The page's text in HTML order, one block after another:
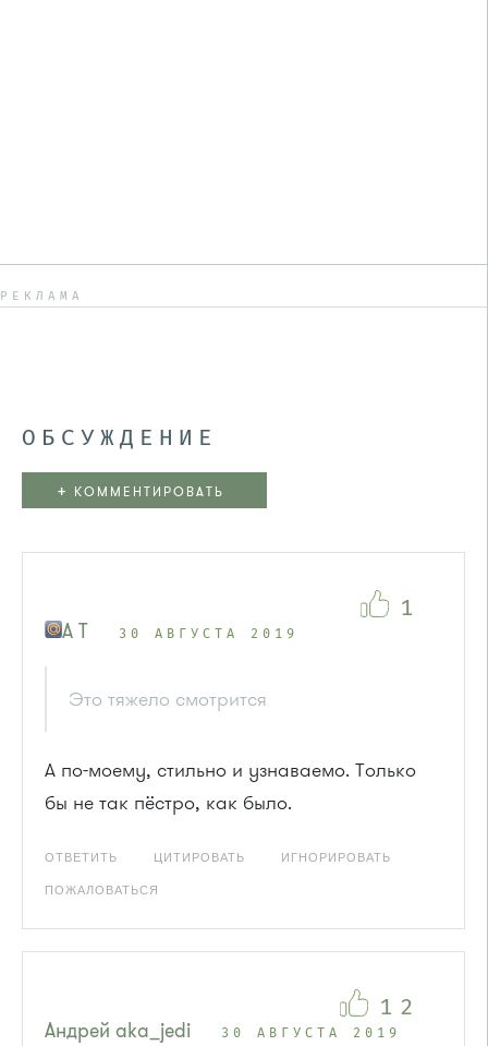
РЕКЛАМА
ОБСУЖДЕНИЕ
+ КОММЕНТИРОВАТЬ
A T 30 АВГУСТА 2019
Это тяжело смотрится
А по-моему, стильно и узнаваемо. Только
бы не так пёстро, как было.
ОТВЕТИТЬ ЦИТИРОВАТЬ ИГНОРИРОВАТЬ
ПОЖАЛОВАТЬСЯ
1
Андрей aka_jedi 30 АВГУСТА 2019
12